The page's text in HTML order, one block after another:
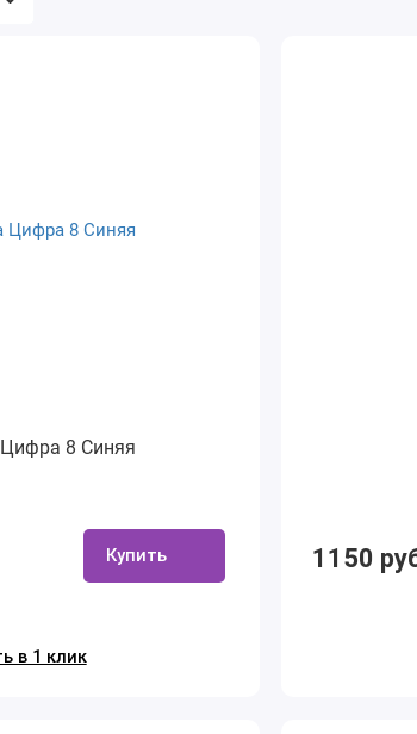
8 Синяя
Купить
в 1 клик
1150